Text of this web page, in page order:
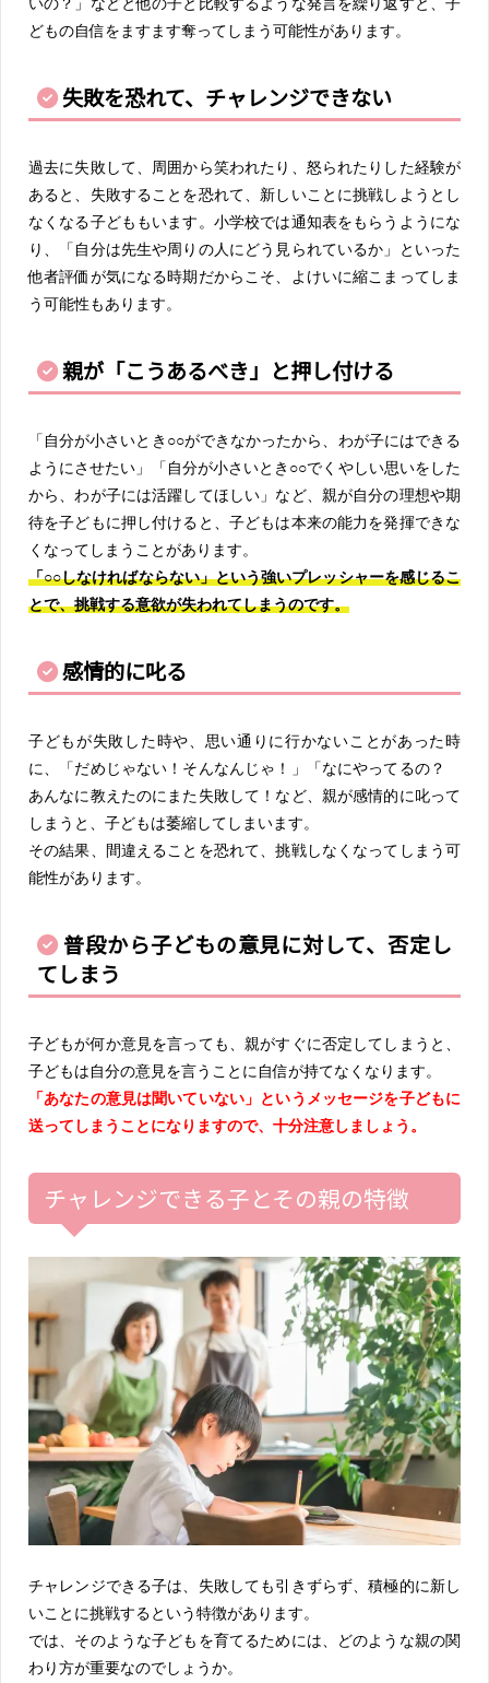
どもの自信をますます奪ってしまう可能性があります。
失敗を恐れて、チャレンジできない
過去に失敗して、周囲から笑われたり、怒られたりした経験が
あると、失敗することを恐れて、新しいことに挑戦しようとし
なくなる子どももいます。小学校では通知表をもらうようにな
り、「自分は先生や周りの人にどう見られているか」といった
他者評価が気になる時期だからこそ、よけいに縮こまってしま
う可能性もあります。
親が「こうあるべき」と押し付ける
「自分が小さいとき○○ができなかったから、わが子にはできる
ようにさせたい」「自分が小さいとき○○でくやしい思いをした
から、わが子には活躍してほしい」など、親が自分の理想や期
待を子どもに押し付けると、子どもは本来の能力を発揮できな
くなってしまうことがあります。
「○○しなければならない」という強いプレッシャーを感じるこ
とで、挑戦する意欲が失われてしまうのです。
感情的に叱る
子どもが失敗した時や、思い通りに行かないことがあった時
に、「だめじゃない！そんなんじゃ！」「なにやってるの？
あんなに教えたのにまた失敗して！など、親が感情的に叱って
しまうと、子どもは萎縮してしまいます。
その結果、間違えることを恐れて、挑戦しなくなってしまう可
能性があります。
普段から子どもの意見に対して、否定し
てしまう
子どもが何か意見を言っても、親がすぐに否定してしまうと、
子どもは自分の意見を言うことに自信が持てなくなります。
「あなたの意見は聞いていない」というメッセージを子どもに
送ってしまうことになりますので、十分注意しましょう。
チャレンジできる子とその親の特徴
チャレンジできる子は、失敗しても引きずらず、積極的に新し
いことに挑戦するという特徴があります。
では、そのような子どもを育てるためには、どのような親の関
わり方が重要なのでしょうか。